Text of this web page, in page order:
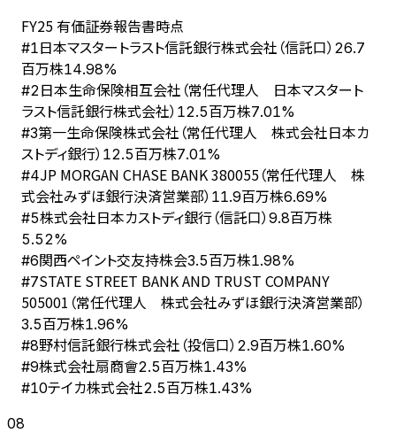
FY25 有価証券報告書時点
#1日本マスタートラスト信託銀行株式会社（信託口） 26.7
百万株14.98%
#2 日本生命保険相互会社（常任代理人 日本マスタート
ラスト信託銀行株式会社） 12.5百万株7.01%
#3第一生命保険株式会社（常任代理人 株式会社日本カ
ストディ銀行） 12.5百万株7.01%
#4JP MORGAN CHASE BANK 380055（常任代理人 株
式会社みずほ銀行決済営業部） 11.9百万株6.69%
#5株式会社日本カストディ銀行（信託口） 9.8百万株
5.52%
#6関西ペイント交友持株会3.5百万株1.98%
#7STATE STREET BANK AND TRUST COMPANY
505001（常任代理人 株式会社みずほ銀行決済営業部）
3.5百万株1.96%
#8野村信託銀行株式会社（投信口） 2.9百万株1.60%
#9株式会社扇商會2.5百万株1.43%
#10テイカ株式会社2.5百万株1.43%
08